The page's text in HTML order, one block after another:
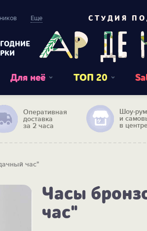
Еще СТУДИЯ
Для неё ТОП 20
Оперативная
доставка
за 2 часа
Шоу-рум
и
в
час"
Часы
час"